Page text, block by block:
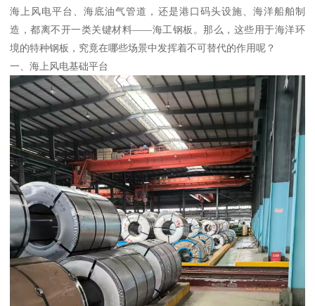
海上风电平台、海底油气管道，还是港口码头设施、海洋船舶制
造，都离不开一类关键材料——海工钢板。那么，这些用于海洋环
境的特种钢板，究竟在哪些场景中发挥着不可替代的作用呢？
一、海上风电基础平台